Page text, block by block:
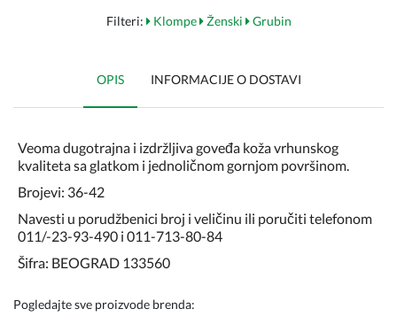
Filteri: Klompe Ženski Grubin
OPIS INFORMACIJE O DOSTAVI
Veoma dugotrajna i izdržljiva goveđa koža vrhunskog
kvaliteta sa glatkom i jednoličnom gornjom površinom.
Brojevi: 36-42
Navesti u porudžbenici broj i veličinu ili poručiti telefonom
011/-23-93-490 i 011-713-80-84
Šifra: BEOGRAD 133560
Pogledajte sve proizvode brenda: